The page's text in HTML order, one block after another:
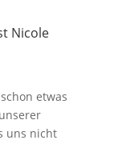
Nicole
etwas
uns nicht